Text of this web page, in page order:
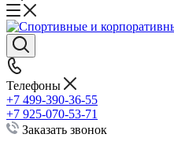
Телефоны
+7 499-390-36-55
+7 925-070-53-71
Заказать звонок